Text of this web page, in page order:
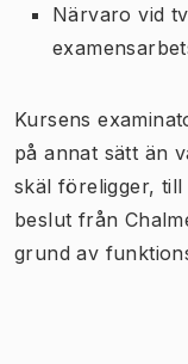
Närvaro vid
Kursens
på annat sätt än
skäl föreligger,
beslut från
grund av